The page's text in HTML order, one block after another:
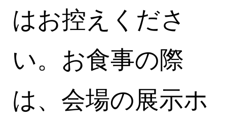
はお控えくださ
い。お食事の際
は、会場の展示ホ